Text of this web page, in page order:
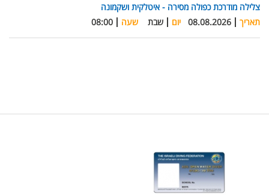
צלילה מודרכת כפולה מסירה - איטלקית ושקמונה
תאריך
08.08.2026 יום שבת שעה 08:00